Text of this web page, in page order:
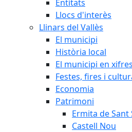
Entitats
Llocs d'interès
Llinars del Vallès
El municipi
Història local
El municipi en xifres
Festes, fires i
Economia
Patrimoni
Ermita de
Castell Nou